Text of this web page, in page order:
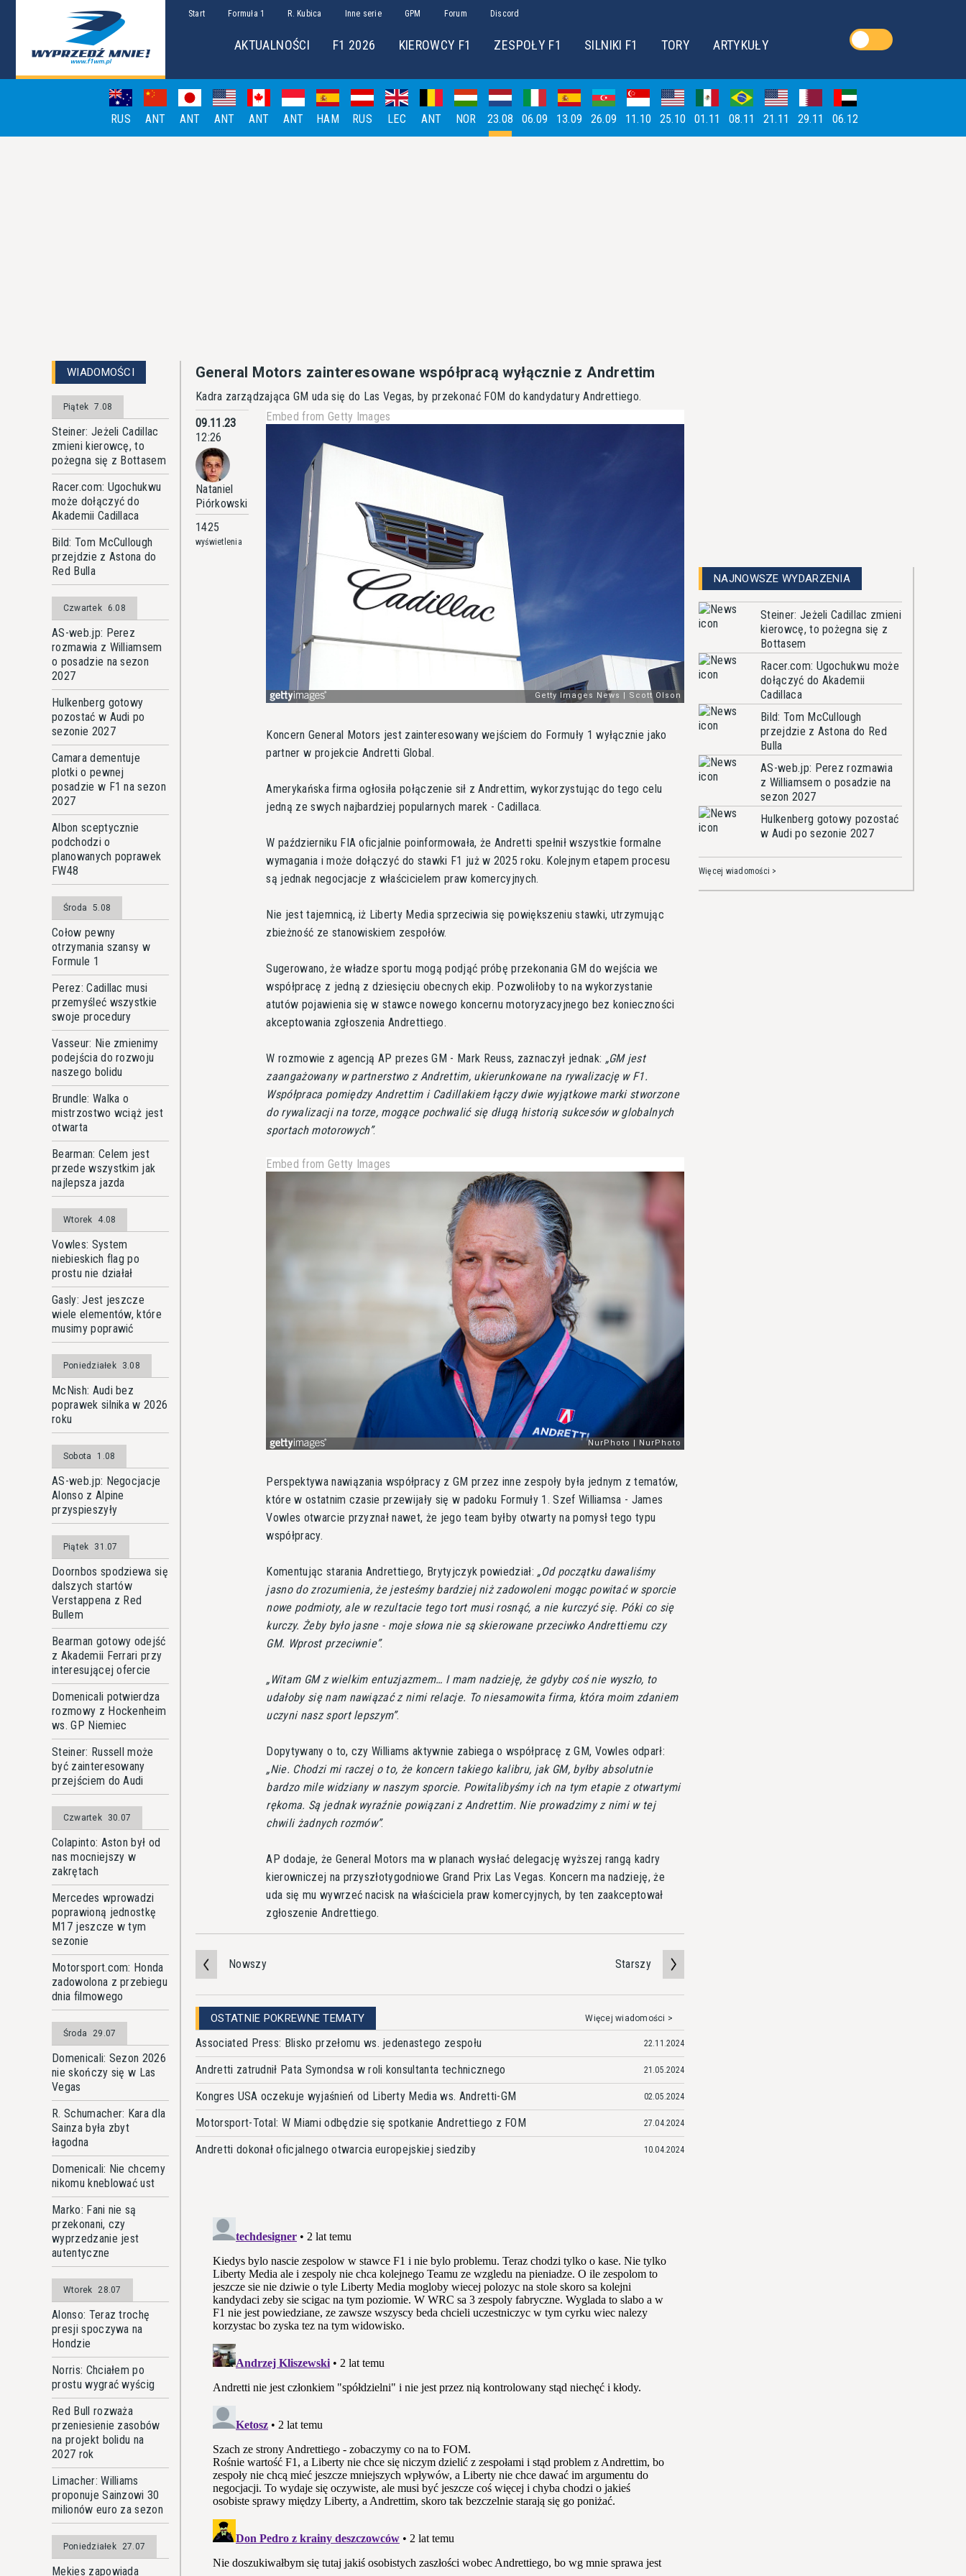
Start Formuła 1 R. Kubica Inne serie GPM Forum Discord
AKTUALNOŚCI F1 2026 KIEROWCY F1 ZESPOŁY F1 SILNIKI F1 TORY ARTYKUŁY
RUS ANT ANT ANT ANT ANT HAM RUS LEC ANT NOR 23.08 06.09 13.09 26.09 11.10 25.10 01.11 08.11 21.11 29.11 06.12
WIADOMOŚCI
Piątek 7.08
Steiner: Jeżeli Cadillac
zmieni kierowcę, to
pożegna się z Bottasem
Racer.com: Ugochukwu
może dołączyć do
Akademii Cadillaca
Bild: Tom McCullough
przejdzie z Astona do
Red Bulla
Czwartek 6.08
AS-web.jp: Perez
rozmawia z Williamsem
o posadzie na sezon
2027
Hulkenberg gotowy
pozostać w Audi po
sezonie 2027
Camara dementuje
plotki o pewnej
posadzie w F1 na sezon
2027
Albon sceptycznie
podchodzi o
planowanych poprawek
FW48
Środa 5.08
Cołow pewny
otrzymania szansy w
Formule 1
Perez: Cadillac musi
przemyśleć wszystkie
swoje procedury
Vasseur: Nie zmienimy
podejścia do rozwoju
naszego bolidu
Brundle: Walka o
mistrzostwo wciąż jest
otwarta
Bearman: Celem jest
przede wszystkim jak
najlepsza jazda
Wtorek 4.08
Vowles: System
niebieskich flag po
prostu nie działał
Gasly: Jest jeszcze
wiele elementów, które
musimy poprawić
Poniedziałek 3.08
McNish: Audi bez
poprawek silnika w 2026
roku
Sobota 1.08
AS-web.jp: Negocjacje
Alonso z Alpine
przyspieszyły
Piątek 31.07
Doornbos spodziewa się
dalszych startów
Verstappena z Red
Bullem
Bearman gotowy odejść
z Akademii Ferrari przy
interesującej ofercie
Domenicali potwierdza
rozmowy z Hockenheim
ws. GP Niemiec
Steiner: Russell może
być zainteresowany
przejściem do Audi
Czwartek 30.07
Colapinto: Aston był od
nas mocniejszy w
zakrętach
Mercedes wprowadzi
poprawioną jednostkę
M17 jeszcze w tym
sezonie
Motorsport.com: Honda
zadowolona z przebiegu
dnia filmowego
Środa 29.07
Domenicali: Sezon 2026
nie skończy się w Las
Vegas
R. Schumacher: Kara dla
Sainza była zbyt
łagodna
Domenicali: Nie chcemy
nikomu kneblować ust
Marko: Fani nie są
przekonani, czy
wyprzedzanie jest
autentyczne
Wtorek 28.07
Alonso: Teraz trochę
presji spoczywa na
Hondzie
Norris: Chciałem po
prostu wygrać wyścig
Red Bull rozważa
przeniesienie zasobów
na projekt bolidu na
2027 rok
Limacher: Williams
proponuje Sainzowi 30
milionów euro za sezon
Poniedziałek 27.07
Mekies zapowiada
General Motors zainteresowane współpracą wyłącznie z Andrettim
Kadra zarządzająca GM uda się do Las Vegas, by przekonać FOM do kandydatury Andrettiego.
09.11.23
12:26
Nataniel
Piórkowski
1425
wyświetlenia
Embed from Getty Images
Koncern General Motors jest zainteresowany wejściem do Formuły 1 wyłącznie jako
partner w projekcie Andretti Global.
Amerykańska firma ogłosiła połączenie sił z Andrettim, wykorzystując do tego celu
jedną ze swych najbardziej popularnych marek - Cadillaca.
W październiku FIA oficjalnie poinformowała, że Andretti spełnił wszystkie formalne
wymagania i może dołączyć do stawki F1 już w 2025 roku. Kolejnym etapem procesu
są jednak negocjacje z właścicielem praw komercyjnych.
Nie jest tajemnicą, iż Liberty Media sprzeciwia się powiększeniu stawki, utrzymując
zbieżność ze stanowiskiem zespołów.
Sugerowano, że władze sportu mogą podjąć próbę przekonania GM do wejścia we
współpracę z jedną z dziesięciu obecnych ekip. Pozwoliłoby to na wykorzystanie
atutów pojawienia się w stawce nowego koncernu motoryzacyjnego bez konieczności
akceptowania zgłoszenia Andrettiego.
W rozmowie z agencją AP prezes GM - Mark Reuss, zaznaczył jednak: GM jest
zaangażowany w partnerstwo z Andrettim, ukierunkowane na rywalizację w F1.
Współpraca pomiędzy Andrettim i Cadillakiem łączy dwie wyjątkowe marki stworzone
do rywalizacji na torze, mogące pochwalić się długą historią sukcesów w globalnych
sportach motorowych .
Embed from Getty Images
Perspektywa nawiązania współpracy z GM przez inne zespoły była jednym z tematów,
które w ostatnim czasie przewijały się w padoku Formuły 1. Szef Williamsa - James
Vowles otwarcie przyznał nawet, że jego team byłby otwarty na pomysł tego typu
współpracy.
Komentując starania Andrettiego, Brytyjczyk powiedział:
Od początku dawaliśmy
jasno do zrozumienia, że jesteśmy bardziej niż zadowoleni mogąc powitać w sporcie
nowe podmioty, ale w rezultacie tego tort musi rosnąć, a nie kurczyć się. Póki co się
kurczy. Żeby było jasne - moje słowa nie są skierowane przeciwko Andrettiemu czy
GM. Wprost przeciwnie .
Witam GM z wielkim entuzjazmem… I mam nadzieję, że gdyby coś nie wyszło, to
udałoby się nam nawiązać z nimi relacje. To niesamowita firma, która moim zdaniem
uczyni nasz sport lepszym .
Dopytywany o to, czy Williams aktywnie zabiega o współpracę z GM, Vowles odparł:
Nie. Chodzi mi raczej o to, że koncern takiego kalibru, jak GM, byłby absolutnie
bardzo mile widziany w naszym sporcie. Powitalibyśmy ich na tym etapie z otwartymi
rękoma. Są jednak wyraźnie powiązani z Andrettim. Nie prowadzimy z nimi w tej
chwili żadnych rozmów .
AP dodaje, że General Motors ma w planach wysłać delegację wyższej rangą kadry
kierowniczej na przyszłotygodniowe Grand Prix Las Vegas. Koncern ma nadzieję, że
uda się mu wywrzeć nacisk na właściciela praw komercyjnych, by ten zaakceptował
zgłoszenie Andrettiego.
Nowszy Starszy
OSTATNIE POKREWNE TEMATY Więcej wiadomości >
Associated Press: Blisko przełomu ws. jedenastego zespołu 22.11.2024
Andretti zatrudnił Pata Symondsa w roli konsultanta technicznego 21.05.2024
Kongres USA oczekuje wyjaśnień od Liberty Media ws. Andretti-GM 02.05.2024
Motorsport-Total: W Miami odbędzie się spotkanie Andrettiego z FOM 27.04.2024
Andretti dokonał oficjalnego otwarcia europejskiej siedziby 10.04.2024
NAJNOWSZE WYDARZENIA
Steiner: Jeżeli Cadillac zmieni
kierowcę, to pożegna się z
Bottasem
Racer.com: Ugochukwu może
dołączyć do Akademii
Cadillaca
Bild: Tom McCullough
przejdzie z Astona do Red
Bulla
AS-web.jp: Perez rozmawia
z Williamsem o posadzie na
sezon 2027
Hulkenberg gotowy pozostać
w Audi po sezonie 2027
Więcej wiadomości >